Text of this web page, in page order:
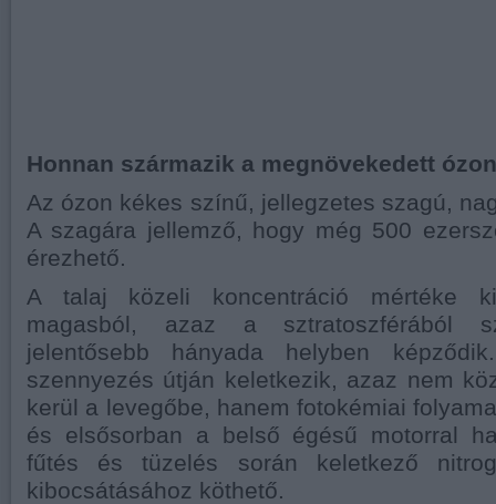
Honnan származik a megnövekedett
Az ózon kékes színű, jellegzetes szagú,
A szagára jellemző, hogy még 500
érezhető.
A talaj közeli koncentráció mértéke
magasból, azaz a sztratoszférából
jelentősebb hányada helyben
szennyezés útján keletkezik, azaz nem
kerül a levegőbe, hanem fotokémiai
és elsősorban a belső égésű motorral
fűtés és tüzelés során keletkező
kibocsátásához köthető.